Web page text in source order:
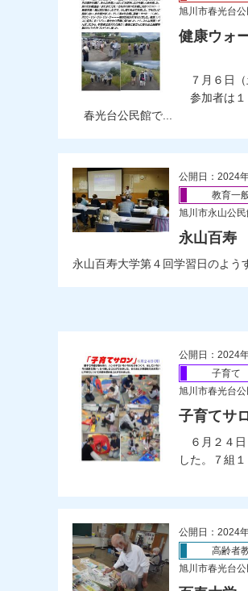
旭川市春光台
健康ウォ
７月６日（
参加者は１
春光台公民館で...
公開日：2024
教育一
旭川市永山公
永山百寿
永山百寿大学第４回学習日のよう
公開日：2024
子育て
旭川市春光台
子育てサ
６月２４日
した。７組
公開日：2024
高齢者
旭川市春光台